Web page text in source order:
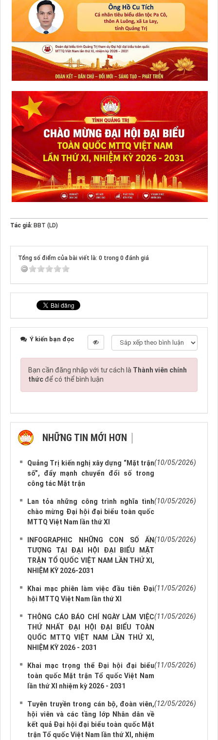
Tác giả: BBT (LD)
Tổng số điểm của bài viết là: 0 trong 0 đánh giá
Ý kiến bạn đọc
Bạn cần đăng nhập với tư cách là Thành viên chính
thứcđể có thể bình luận
NHỮNG TIN MỚI HƠN
Quảng Trị kiến nghị xây dựng “Mặt trận
số”, đẩy mạnh chuyển đổi số trong
công tác Mặt trận
(10/05/2026)
Lan tỏa những công trình nghĩa tình
chào mừng Đại hội đại biểu toàn quốc
MTTQ Việt Nam lần thứ XI
(10/05/2026)
INFOGRAPHIC NHỮNG CON SỐ ẤN
TƯỢNG TẠI ĐẠI HỘI ĐẠI BIỂU MẶT
TRẬN TỔ QUỐC VIỆT NAM LẦN THỨ XI,
NHIỆM KỲ 2026-2031
(10/05/2026)
Khai mạc phiên làm việc đầu tiên Đại
hội MTTQ Việt Nam lần thứ XI
(11/05/2026)
THÔNG CÁO BÁO CHÍ NGÀY LÀM VIỆC
THỨ NHẤT ĐẠI HỘI ĐẠI BIỂU TOÀN
QUỐC MTTQ VIỆT NAM LẦN THỨ XI,
NHIỆM KỲ 2026 - 2031
(11/05/2026)
Khai mạc trọng thể Đại hội đại biểu
toàn quốc Mặt trận Tổ quốc Việt Nam
lần thứ XI nhiệm kỳ 2026 - 2031
(11/05/2026)
Tuyên truyền trong cán bộ, đoàn viên,
hội viên và các tầng lớp Nhân dân về
kết quả Đại hội đại biểu toàn quốc Mặt
trận Tổ quốc Việt Nam lần thứ XI, nhiệm
(12/05/2026)